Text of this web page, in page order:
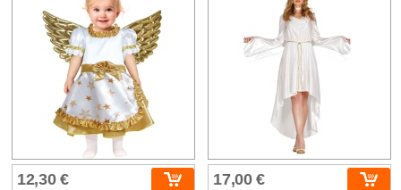
12,30 € 17,00 €